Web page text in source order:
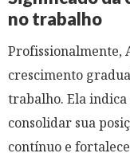
no trabalho
Profissionalmente,
crescimento
trabalho. Ela
consolidar sua
contínuo e